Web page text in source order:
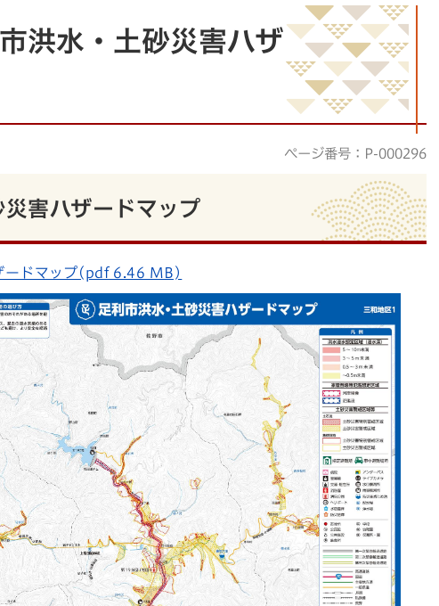
洪水・土砂災害ハザ
ページ番号：P-000296
害ハザードマップ
ードマップ(pdf 6.46 MB)